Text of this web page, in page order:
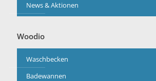
News & Aktionen
Woodio
Waschbecken
Badewannen